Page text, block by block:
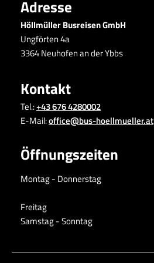
Adresse
Höllmüller Busreisen GmbH
Ungförten 4a
3364 Neuhofen an der Ybbs
Kontakt
Tel.:+43 676 4280002
E-Mail:office@bus-hoellmueller.at
Öffnungszeiten
Montag - Donnerstag
Freitag
Samstag - Sonntag